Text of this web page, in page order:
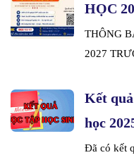
HỌC
THÔNG
2027
Kết
học
Đã có kết